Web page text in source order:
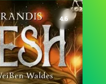
4.7